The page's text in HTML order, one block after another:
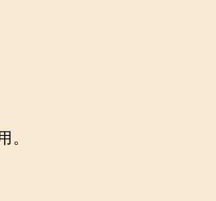
。